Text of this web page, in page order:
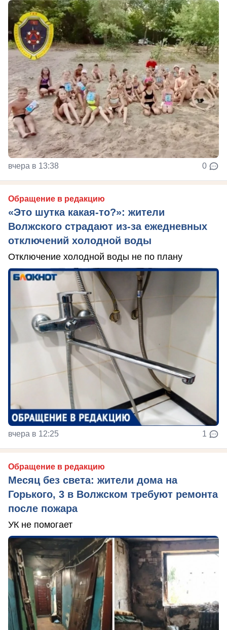
вчера в 13:38 0
Обращение в редакцию
«Это шутка какая-то?»: жители
Волжского страдают из‑за ежедневных
отключений холодной воды
Отключение холодной воды не по плану
вчера в 12:25 1
Обращение в редакцию
Месяц без света: жители дома на
Горького, 3 в Волжском требуют ремонта
после пожара
УК не помогает